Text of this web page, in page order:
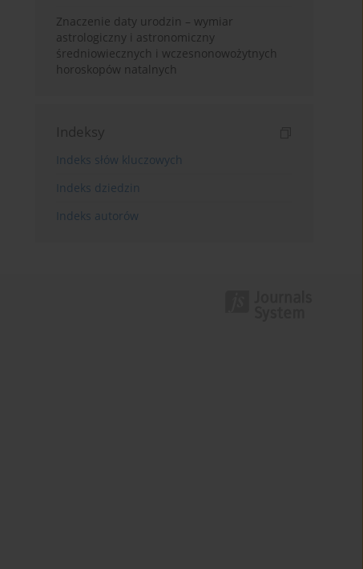
Znaczenie daty urodzin – wymiar
astrologiczny i astronomiczny
średniowiecznych i wczesnonowożytnych
horoskopów natalnych
Indeksy
Indeks słów kluczowych
Indeks dziedzin
Indeks autorów